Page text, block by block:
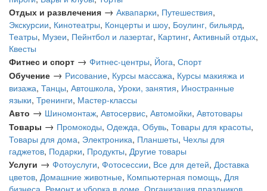
Отдых и развлечения → Аквапарки, Путешествия,
Экскурсии, Кинотеатры, Концерты и шоу, Боулинг, бильярд,
Театры, Музеи, Пейнтбол и лазертаг, Картинг, Активный отдых,
Квесты
Фитнес и спорт → Фитнес-центры, Йога, Спорт
Обучение → Рисование, Курсы массажа, Курсы макияжа и
визажа, Танцы, Автошкола, Уроки, занятия, Иностранные
языки, Тренинги, Мастер-классы
Авто → Шиномонтаж, Автосервис, Автомойки, Автотовары
Товары → Промокоды, Одежда, Обувь, Товары для красоты,
Товары для дома, Электроника, Планшеты, Чехлы для
гаджетов, Подарки, Продукты, Другие товары
Услуги → Фотоуслуги, Фотосессии, Все для детей, Доставка
цветов, Домашние животные, Компьютерная помощь, Для